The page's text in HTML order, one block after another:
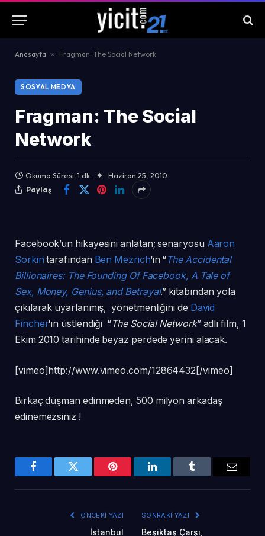
Anasayfa » Fragman: The Social Network
SOSYAL MEDYA
Fragman: The Social
Network
Okuma Süresi: 1 dk.
Haziran 25, 2010
Paylaş
Facebook’un hikayesini anlatan; senaryosu Aaron
Sorkin tarafından Ben Mezrich‘in “The Accidental
Billionaires: The Founding Of Facebook, A Tale of
Sex, Money, Genius, and Betrayal.” kitabından yola
çıkılarak uyarlanmış, yönetmenliğini de David
Fincher‘ın üstlendiği “The Social Network” adlı film, 1
Ekim 2010 tarihinde beyaz perdede yerini alacak.
[vimeo]http://www.vimeo.com/12864432[/vimeo]
Birkaç düşman edinmeden, 500 milyon arkadaş
edinemezsiniz !
FacebookTwitter Pinterest LinkedInTumblr Email
ÖNCEKI YAZI
İstanbul
SONRAKI YAZI
Beşiktaş Çarşı,